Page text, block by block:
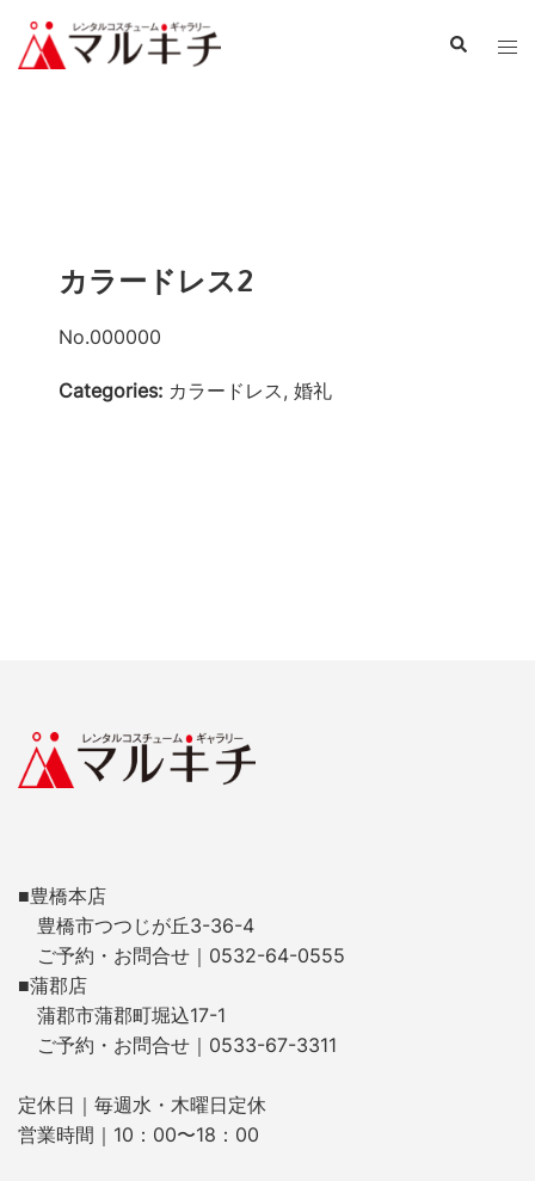
カラードレス2
No.000000
Categories: カラードレス, 婚礼
■豊橋本店
豊橋市つつじが丘3-36-4
ご予約・お問合せ｜0532-64-0555
■蒲郡店
蒲郡市蒲郡町堀込17-1
ご予約・お問合せ｜0533-67-3311
定休日｜毎週水・木曜日定休
営業時間｜10：00〜18：00